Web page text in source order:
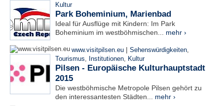
Kultur
Park Boheminium, Marienbad
Ideal für Ausflüge mit Kindern: Im Park
Boheminium im westböhmischen... mehr ›
www.visitpilsen.eu | Sehenswürdigkeiten,
Tourismus, Institutionen, Kultur
Pilsen - Europäische Kulturhauptstadt
2015
Die westböhmische Metropole Pilsen gehört zu
den interessantesten Städten... mehr ›